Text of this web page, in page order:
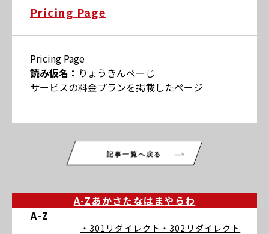
Pricing Page
Pricing Page
読み仮名： りょうきんぺーじ
サービスの料金プランを掲載したページ
記事一覧へ戻る
A-Zあかさたなは まや らわ
A-Z
・301リダイレクト ・302リダイレクト